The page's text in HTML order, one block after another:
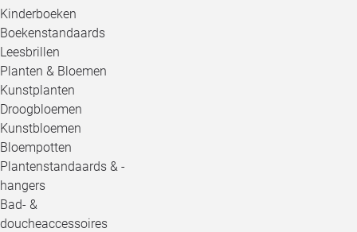
Kinderboeken
Boekenstandaards
Leesbrillen
Planten & Bloemen
Kunstplanten
Droogbloemen
Kunstbloemen
Bloempotten
Plantenstandaards & -
hangers
Bad- &
doucheaccessoires